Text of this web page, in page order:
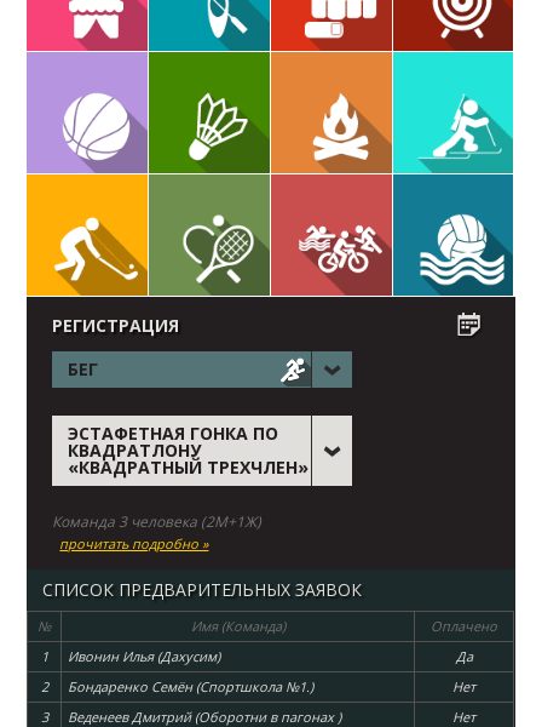
РЕГИСТРАЦИЯ
БЕГ
ЭСТАФЕТНАЯ ГОНКА ПО
КВАДРАТЛОНУ
«КВАДРАТНЫЙ ТРЕХЧЛЕН»
Команда 3 человека (2М+1Ж)
прочитать подробно »
СПИСОК ПРЕДВАРИТЕЛЬНЫХ ЗАЯВОК
№ Имя (Команда)
Оплачено
1
Ивонин Илья (Дахусим)
Да
2
Бондаренко Семён (Спортшкола №1.)
Нет
3
Веденеев Дмитрий (Оборотни в пагонах )
Нет